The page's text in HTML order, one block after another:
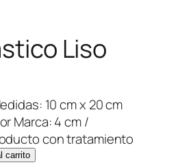
Liso
10 cm x 20 cm
Marca: 4 cm /
con tratamiento
carrito